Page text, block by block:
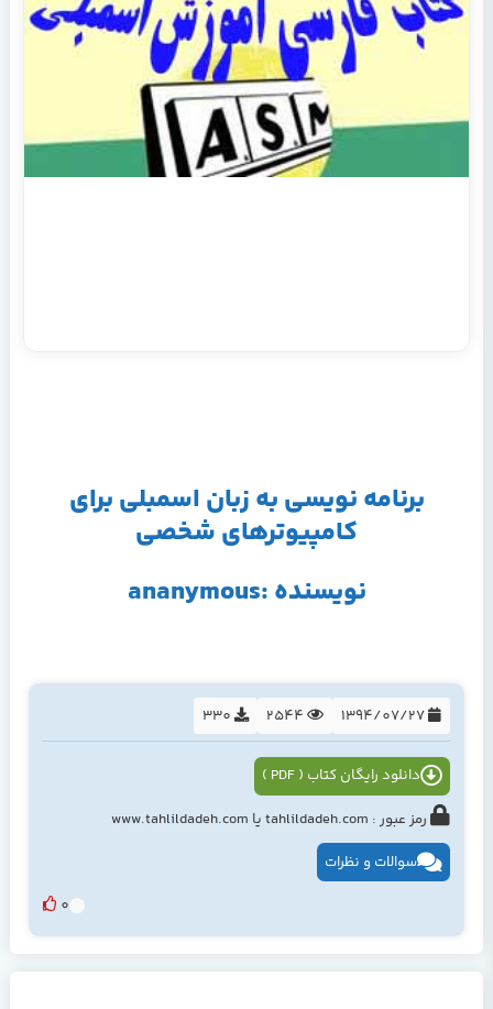
برنامه نويسي به زبان اسمبلي براي
كامپيوترهاي شخصي
نویسنده :ananymous
1394/07/27
330
دانلود رایگان کتاب ( PDF )
رمز عبور : tahlildadeh.com یا www.tahlildadeh.com
سوالات و نظرات
0